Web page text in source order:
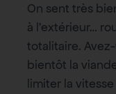
On sent très
à l’extérieur…
totalitaire.
bientôt la
limiter la